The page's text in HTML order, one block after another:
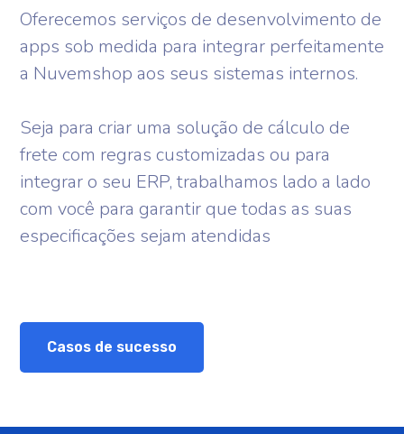
Oferecemos serviços de desenvolvimento de
apps sob medida para integrar perfeitamente
a Nuvemshop aos seus sistemas internos.
Seja para criar uma solução de cálculo de
frete com regras customizadas ou para
integrar o seu ERP, trabalhamos lado a lado
com você para garantir que todas as suas
especificações sejam atendidas
Casos de sucesso